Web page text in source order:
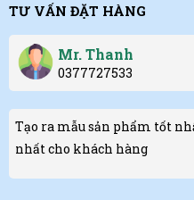
TƯ VẤN ĐẶT HÀNG
Mr. Thanh
0377727533
Tạo ra mẫu sản phẩm tốt
nhất cho khách hàng